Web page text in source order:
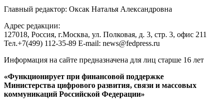
Главный редактор: Оксак Наталья Александровна
Адрес редакции:
127018, Россия, г.Москва, ул. Полковая, д. 3, стр. 3, офис 211
Тел.+7(499) 112-35-89 E-mail: news@fedpress.ru
Информация на сайте предназначена для лиц старше 16 лет
«Функционирует при финансовой поддержке
Министерства цифрового развития, связи и массовых
коммуникаций Российской Федерации»